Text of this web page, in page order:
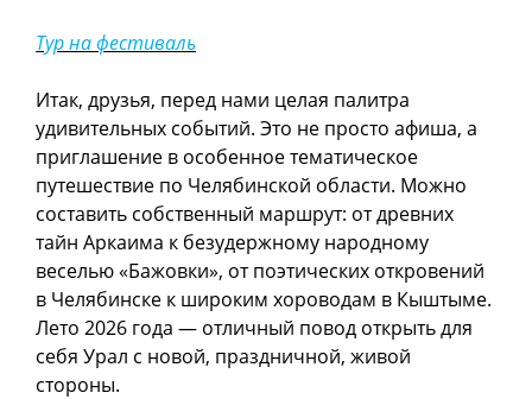
Тур на фестиваль
Итак, друзья, перед нами целая палитра
удивительных событий. Это не просто афиша, а
приглашение в особенное тематическое
путешествие по Челябинской области. Можно
составить собственный маршрут: от древних
тайн Аркаима к безудержному народному
веселью «Бажовки», от поэтических откровений
в Челябинске к широким хороводам в Кыштыме.
Лето 2026 года — отличный повод открыть для
себя Урал с новой, праздничной, живой
стороны.